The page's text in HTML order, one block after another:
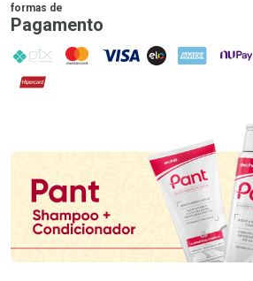
formas de
Pagamento
PIX MasterCard
VISA ELO AMEX NuPay
Hipercard
Promoção em Destaque